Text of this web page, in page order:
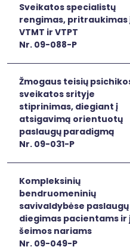
Sveikatos specialistų
rengimas, pritraukimas
VTMT ir VTPT
Nr. 09-088-P
Žmogaus teisių
sveikatos srityje
stiprinimas, diegiant į
atsigavimą orientuotų
paslaugų paradigmą
Nr. 09-031-P
Kompleksinių
bendruomeninių
savivaldybėse paslaugų
diegimas pacientams ir
šeimos nariams
Nr. 09-049-P